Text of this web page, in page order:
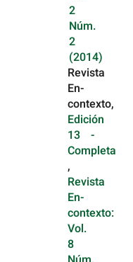
2
Núm.
2
(2014)
Revista
En-
contexto,
Edición
13 -
Completa
,
Revista
En-
contexto:
Vol.
8